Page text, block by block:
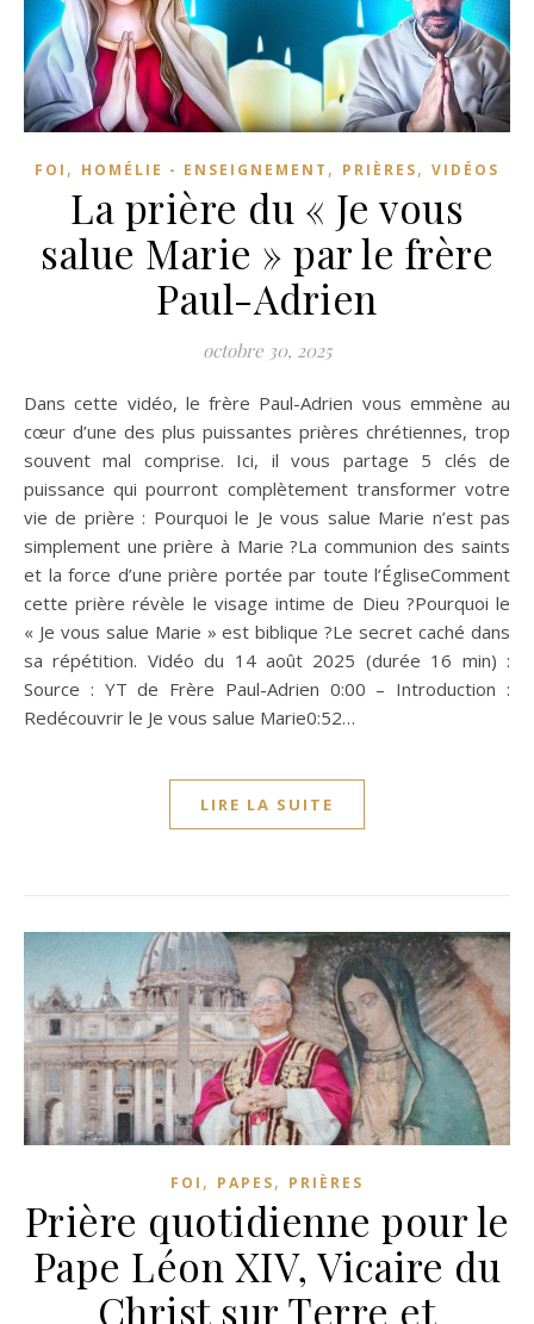
FOI , HOMÉLIE - ENSEIGNEMENT , PRIÈRES, VIDÉOS
La prière du « Je vous
salue Marie » par le frère
Paul-Adrien
octobre 30, 2025
Dans cette vidéo, le frère Paul-Adrien vous emmène au
cœur d’une des plus puissantes prières chrétiennes, trop
souvent mal comprise. Ici, il vous partage 5 clés de
puissance qui pourront complètement transformer votre
vie de prière : Pourquoi le Je vous salue Marie n’est pas
simplement une prière à Marie ?La communion des saints
et la force d’une prière portée par toute l’ÉgliseComment
cette prière révèle le visage intime de Dieu ?Pourquoi le
« Je vous salue Marie » est biblique ?Le secret caché dans
sa répétition. Vidéo du 14 août 2025 (durée 16 min) :
Source : YT de Frère Paul-Adrien 0:00 – Introduction :
Redécouvrir le Je vous salue Marie0:52…
LIRE LA SUITE
FOI , PAPES, PRIÈRES
Prière quotidienne pour le
Pape Léon XIV, Vicaire du
Christ sur Terre et